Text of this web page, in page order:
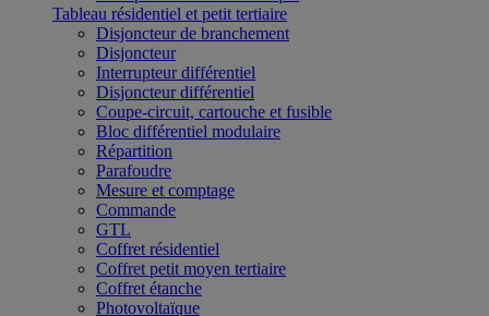
Tableau résidentiel et petit tertiaire
Disjoncteur de branchement
Disjoncteur
Interrupteur différentiel
Disjoncteur différentiel
Coupe-circuit, cartouche et fusible
Bloc différentiel modulaire
Répartition
Parafoudre
Mesure et comptage
Commande
GTL
Coffret résidentiel
Coffret petit moyen tertiaire
Coffret étanche
Photovoltaïque